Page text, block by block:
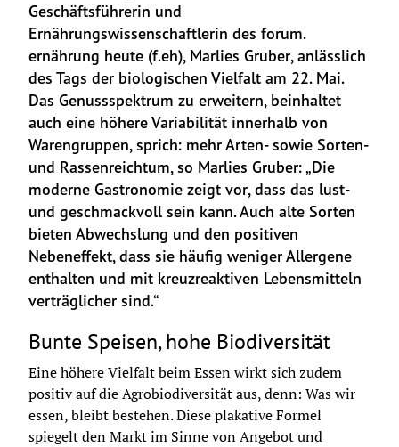
Geschäftsführerin und
Ernährungswissenschaftlerin des forum.
ernährung heute (f.eh), Marlies Gruber, anlässlich
des Tags der biologischen Vielfalt am 22. Mai.
Das Genussspektrum zu erweitern, beinhaltet
auch eine höhere Variabilität innerhalb von
Warengruppen, sprich: mehr Arten- sowie Sorten-
und Rassenreichtum, so Marlies Gruber: „Die
moderne Gastronomie zeigt vor, dass das lust-
und geschmackvoll sein kann. Auch alte Sorten
bieten Abwechslung und den positiven
Nebeneffekt, dass sie häufig weniger Allergene
enthalten und mit kreuzreaktiven Lebensmitteln
verträglicher sind.“
Bunte Speisen, hohe Biodiversität
Eine höhere Vielfalt beim Essen wirkt sich zudem
positiv auf die Agrobiodiversität aus, denn: Was wir
essen, bleibt bestehen. Diese plakative Formel
spiegelt den Markt im Sinne von Angebot und